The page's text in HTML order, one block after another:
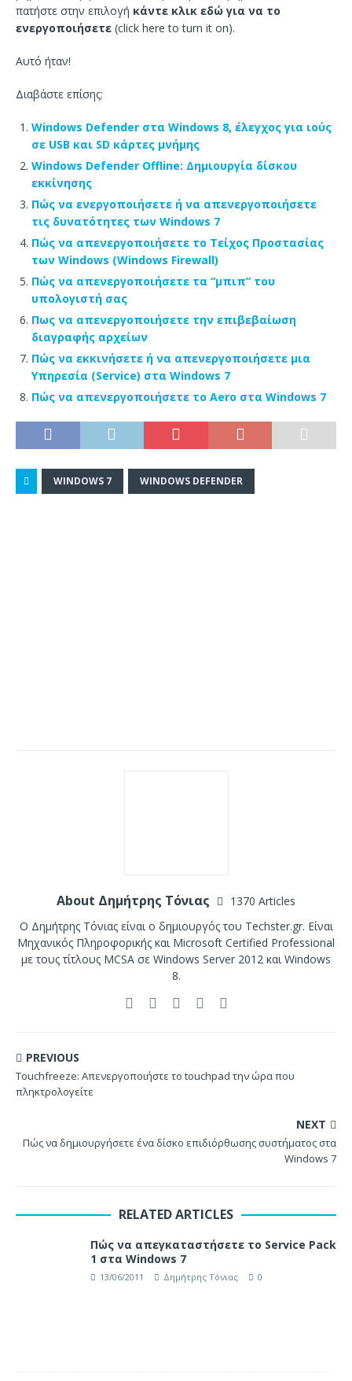
πατήστε στην επιλογή κάντε κλικ εδώ για να το
ενεργοποιήσετε (click here to turn it on).
Αυτό ήταν!
Διαβάστε επίσης:
Windows Defender στα Windows 8, έλεγχος για ιούς
σε USB και SD κάρτες μνήμης
Windows Defender Offline: Δημιουργία δίσκου
εκκίνησης
Πώς να ενεργοποιήσετε ή να απενεργοποιήσετε
τις δυνατότητες των Windows 7
Πώς να απενεργοποιήσετε το Τείχος Προστασίας
των Windows (Windows Firewall)
Πώς να απενεργοποιήσετε τα “μπιπ” του
υπολογιστή σας
Πως να απενεργοποιήσετε την επιβεβαίωση
διαγραφής αρχείων
Πώς να εκκινήσετε ή να απενεργοποιήσετε μια
Υπηρεσία (Service) στα Windows 7
Πώς να απενεργοποιήσετε το Aero στα Windows 7
WINDOWS 7 WINDOWS DEFENDER
About Δημήτρης Τόνιας
1370 Articles
Ο Δημήτρης Τόνιας είναι ο δημιουργός του Techster.gr. Είναι
Μηχανικός Πληροφορικής και Microsoft Certified Professional
με τους τίτλους MCSA σε Windows Server 2012 και Windows
8.
PREVIOUS
Touchfreeze: Απενεργοποιήστε το touchpad την ώρα που
πληκτρολογείτε
NEXT
Πώς να δημιουργήσετε ένα δίσκο επιδιόρθωσης συστήματος στα
Windows 7
RELATED ARTICLES
Πώς να απεγκαταστήσετε το Service Pack
1 στα Windows 7
13/06/2011 Δημήτρης Τόνιας 0